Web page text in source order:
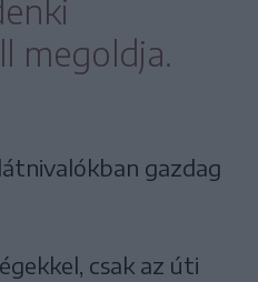
megoldja.
gazdag
csak az úti